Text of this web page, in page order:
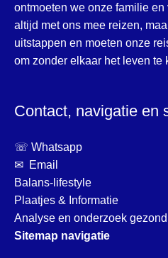
ontmoeten we onze familie
altijd met ons mee reizen,
uitstappen en moeten onze
om zonder elkaar het leven
Contact, navigatie en
☏ Whatsapp
✉ Email
Balans-lifestyle
Plaatjes & Informatie
Analyse en onderzoek
Sitemap navigatie